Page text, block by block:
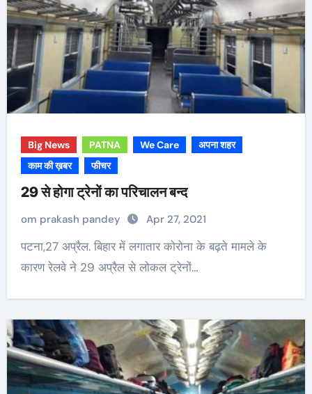
Big News PATNA We Care
अपना शहर
काम की ख़बर
फीचर
29 से होगा ट्रेनों का परिचालन बन्द
om prakash pandey Apr 27, 2021
पटना,27 अप्रैल. बिहार में लगातार कोरोना के बढ़ते मामले के
कारण रेलवे ने 29 अप्रैल से लोकल ट्रेनों…